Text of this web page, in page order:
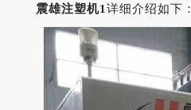
震雄注塑机1 详细介绍如下：